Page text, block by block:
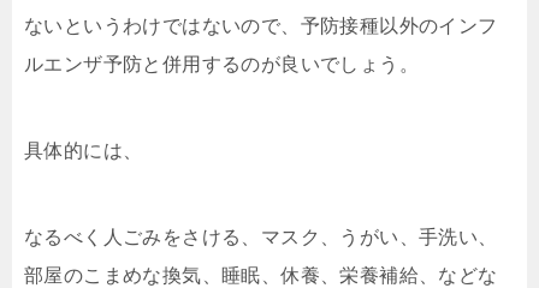
ないというわけではないので、予防接種以外のインフ
ルエンザ予防と併用するのが良いでしょう。
具体的には、
なるべく人ごみをさける、マスク、うがい、手洗い、
部屋のこまめな換気、睡眠、休養、栄養補給、などな